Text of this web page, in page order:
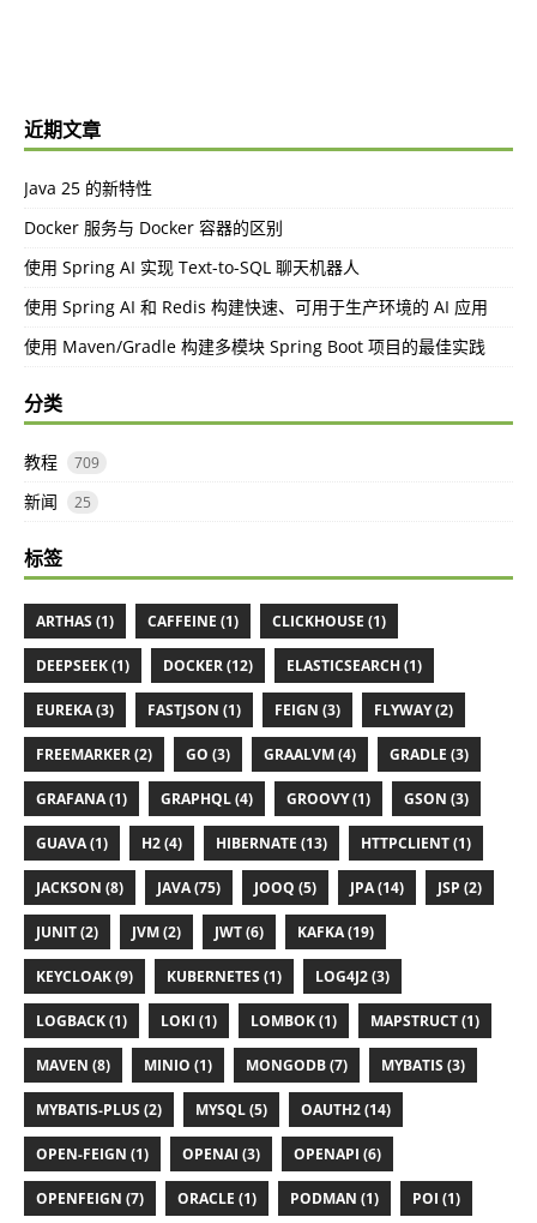
近期文章
Java 25 的新特性
Docker 服务与 Docker 容器的区别
使用 Spring AI 实现 Text-to-SQL 聊天机器人
使用 Spring AI 和 Redis 构建快速、可用于生产环境的 AI 应用
使用 Maven/Gradle 构建多模块 Spring Boot 项目的最佳实践
分类
教程 709
新闻 25
标签
ARTHAS (1) CAFFEINE (1) CLICKHOUSE (1)
DEEPSEEK (1) DOCKER (12) ELASTICSEARCH (1)
EUREKA (3) FASTJSON (1) FEIGN (3) FLYWAY (2)
FREEMARKER (2) GO (3) GRAALVM (4) GRADLE (3)
GRAFANA (1) GRAPHQL (4) GROOVY (1) GSON (3)
GUAVA (1) H2 (4) HIBERNATE (13) HTTPCLIENT (1)
JACKSON (8) JAVA (75) JOOQ (5) JPA (14) JSP (2)
JUNIT (2) JVM (2) JWT (6) KAFKA (19)
KEYCLOAK (9) KUBERNETES (1) LOG4J2 (3)
LOGBACK (1) LOKI (1) LOMBOK (1) MAPSTRUCT (1)
MAVEN (8) MINIO (1) MONGODB (7) MYBATIS (3)
MYBATIS-PLUS (2) MYSQL (5) OAUTH2 (14)
OPEN-FEIGN (1) OPENAI (3) OPENAPI (6)
OPENFEIGN (7) ORACLE (1) PODMAN (1) POI (1)